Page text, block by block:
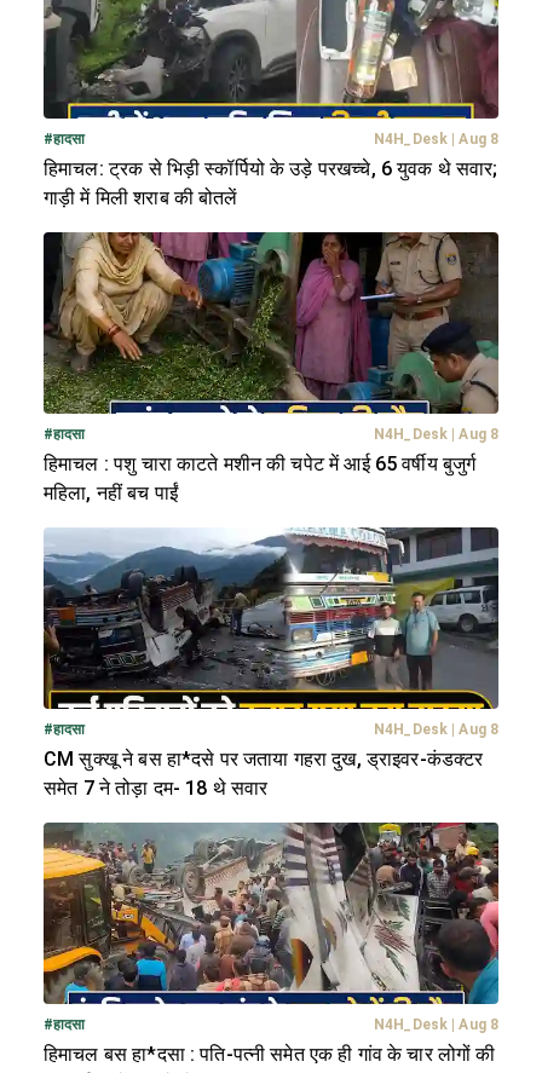
#हादसा N4H_Desk Aug 8
हिमाचल: ट्रक से भिड़ी स्कॉर्पियो के उड़े परखच्चे, 6 युवक थे सवार;
गाड़ी में मिली शराब की बोतलें
#हादसा N4H_Desk Aug 8
हिमाचल : पशु चारा काटते मशीन की चपेट में आई 65 वर्षीय बुजुर्ग
महिला, नहीं बच पाईं
#हादसा N4H_Desk Aug 8
CM सुक्खू ने बस हा*दसे पर जताया गहरा दुख, ड्राइवर-कंडक्टर
समेत 7 ने तोड़ा दम- 18 थे सवार
#हादसा N4H_Desk Aug 8
हिमाचल बस हा*दसा : पति-पत्नी समेत एक ही गांव के चार लोगों की